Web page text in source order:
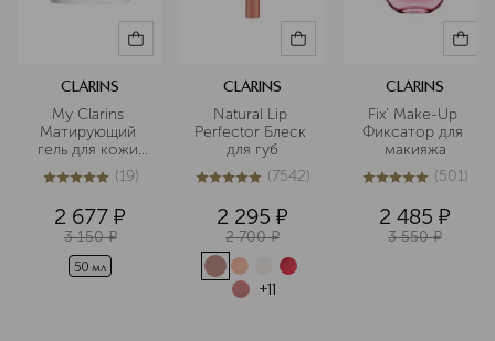
CLARINS
My Clarins
Матирующий
гель для кожи
лица, склонной
к появлению
5из 519 (19)
2 677 ¤
3 150 ¤
50 мл
CLARINS
Natural Lip
Perfector Блеск
для губ
5из 57542 (7542)
2 295 ¤
2 700 ¤
+11
CLARINS
Fix' Make-Up
Фиксатор для
макияжа
5из 5501 (501)
2 485 ¤
3 550 ¤